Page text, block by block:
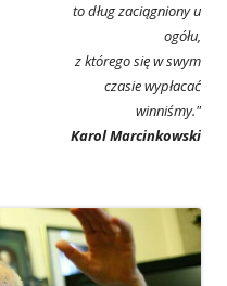
to dług zaciągniony u
ogółu,
z którego się w swym
czasie wypłacać
winniśmy."
Karol Marcinkowski